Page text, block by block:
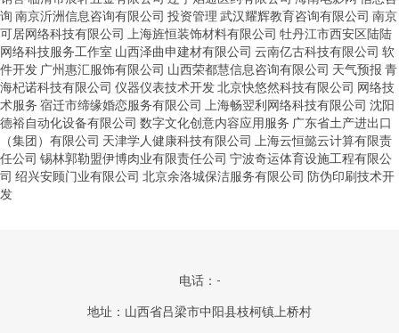
询 南京沂洲信息咨询有限公司 投资管理 武汉耀辉教育咨询有限公司 南京
可居网络科技有限公司
上海旌恒装饰材料有限公司 牡丹江市西安区陆陆
网络科技服务工作室 山西泽曲申建材有限公司 云南亿古科技有限公司 软
件开发 广州惠汇服饰有限公司 山西荣都慧信息咨询有限公司 天气预报 青
海杞诺科技有限公司 仪器仪表技术开发北京快悠然科技有限公司 网络技
术服务 宿迁市缔缘婚恋服务有限公司 上海畅翌利网络科技有限公司 沈阳
德裕自动化设备有限公司 数字文化创意内容应用服务 广东省土产进出口
（集团）有限公司 天津学人健康科技有限公司
上海云恒懿云计算有限责
任公司 锡林郭勒盟伊博肉业有限责任公司 宁波奇运体育设施工程有限公
司 绍兴安顾门业有限公司 北京余洛城保洁服务有限公司 防伪印刷技术开
发
电话：-
地址：山西省吕梁市中阳县枝柯镇上桥村